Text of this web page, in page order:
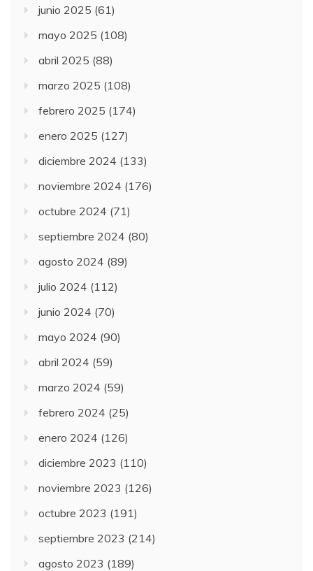
junio 2025 (61)
mayo 2025 (108)
abril 2025 (88)
marzo 2025 (108)
febrero 2025 (174)
enero 2025 (127)
diciembre 2024 (133)
noviembre 2024 (176)
octubre 2024 (71)
septiembre 2024 (80)
agosto 2024 (89)
julio 2024 (112)
junio 2024 (70)
mayo 2024 (90)
abril 2024 (59)
marzo 2024 (59)
febrero 2024 (25)
enero 2024 (126)
diciembre 2023 (110)
noviembre 2023 (126)
octubre 2023 (191)
septiembre 2023 (214)
agosto 2023 (189)